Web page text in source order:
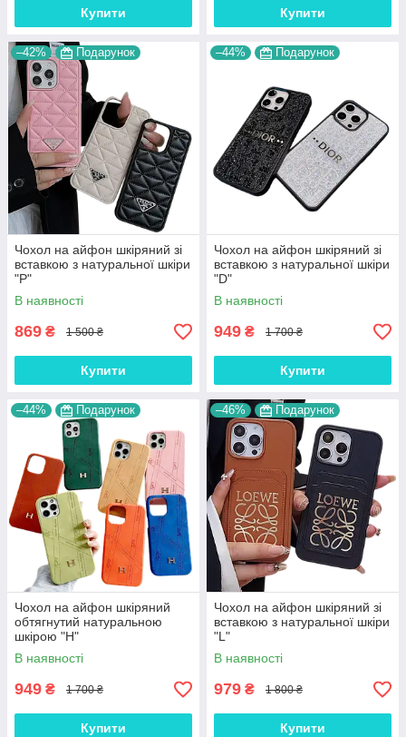
Купити Купити
–42% Подарунок
Чохол на айфон шкіряний зі
вставкою з натуральної шкіри
"P"
В наявності
869 ₴ 1 500 ₴
Купити
–44% Подарунок
Чохол на айфон шкіряний зі
вставкою з натуральної шкіри
"D"
В наявності
949 ₴ 1 700 ₴
Купити
–44% Подарунок
Чохол на айфон шкіряний
обтягнутий натуральною
шкірою "H"
В наявності
949 ₴ 1 700 ₴
Купити
–46% Подарунок
Чохол на айфон шкіряний зі
вставкою з натуральної шкіри
"L"
В наявності
979 ₴ 1 800 ₴
Купити